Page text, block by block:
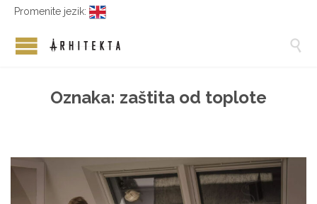
Promenite jezik:

Oznaka: zaštita od toplote